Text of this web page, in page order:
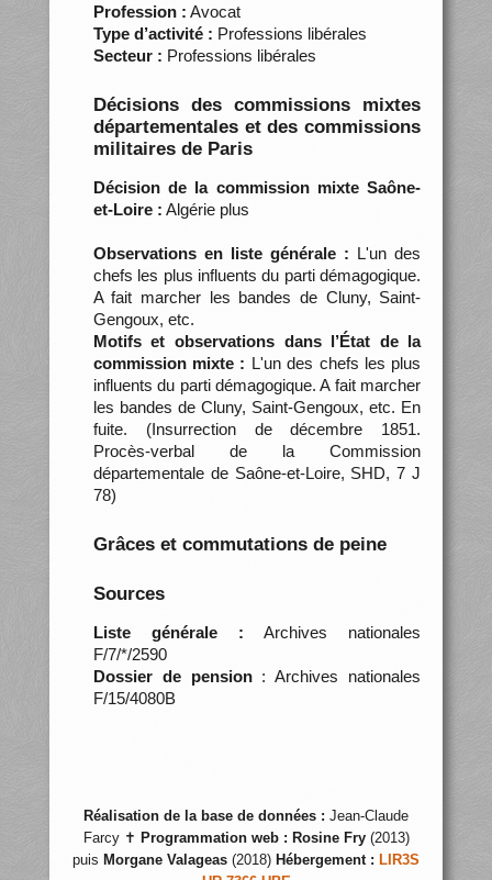
Profession : Avocat
Type d’activité : Professions libérales
Secteur : Professions libérales
Décisions des commissions mixtes
départementales et des commissions
militaires de Paris
Décision de la commission mixte Saône-
et-Loire : Algérie plus
Observations en liste générale : L'un des
chefs les plus influents du parti démagogique.
A fait marcher les bandes de Cluny, Saint-
Gengoux, etc.
Motifs et observations dans l’État de la
commission mixte : L'un des chefs les plus
influents du parti démagogique. A fait marcher
les bandes de Cluny, Saint-Gengoux, etc. En
fuite. (Insurrection de décembre 1851.
Procès-verbal de la Commission
départementale de Saône-et-Loire, SHD, 7 J
78)
Grâces et commutations de peine
Sources
Liste générale : Archives nationales
F/7/*/2590
Dossier de pension: Archives nationales
F/15/4080B
Réalisation de la base de données : Jean-Claude
Farcy ✝ Programmation web : Rosine Fry(2013)
puis Morgane Valageas (2018) Hébergement : LIR3S